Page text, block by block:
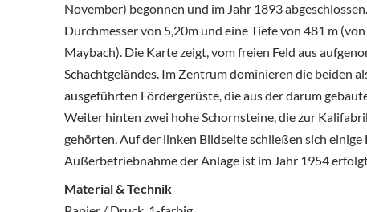
November) begonnen und im Jahr 1893
Durchmesser von 5,20m und eine Tiefe von 481 m
Maybach). Die Karte zeigt, vom freien Feld aus
Schachtgeländes. Im Zentrum dominieren die beiden
ausgeführten Fördergerüste, die aus der darum
Weiter hinten zwei hohe Schornsteine, die zur
gehörten. Auf der linken Bildseite schließen sich einige
Außerbetriebnahme der Anlage ist im Jahr 1954
Material & Technik